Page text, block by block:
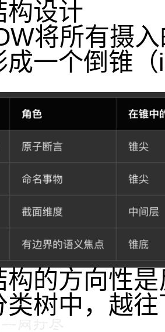
构设计
将所有摄
成一个倒锥
构的方向性
类树中，越